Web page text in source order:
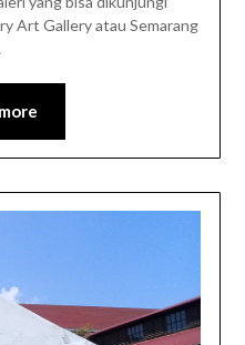
Art Gallery atau Semarang